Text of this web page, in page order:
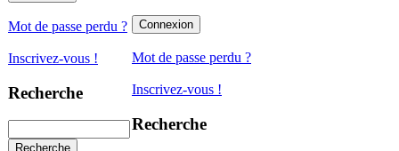
Mot de passe perdu ?
Inscrivez-vous !
Recherche
Mot de passe perdu ?
Inscrivez-vous !
Recherche